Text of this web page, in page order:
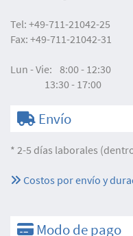
Tel: +49-711-21042-25
Fax: +49-711-21042-31
Lun - Vie: 8:00 - 12:30
13:30 - 17:00
Envío
* 2-5 días laborales
Costos por envío y
Modo de pago